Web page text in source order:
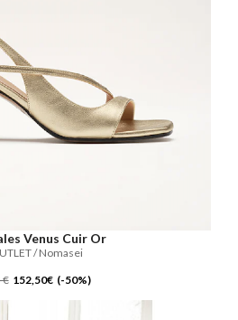
Venus Cuir Or
/ Nomasei
€ 152,50€ (-50%)